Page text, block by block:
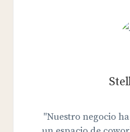
"Nuestro negocio